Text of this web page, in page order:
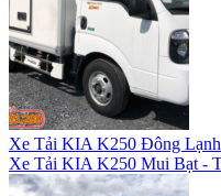
Xe Tải KIA K250 Đông
Xe Tải KIA K250 Mui Bạt -